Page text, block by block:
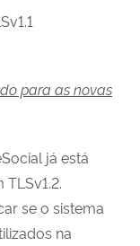
para as novas
já está
se o sistema
na